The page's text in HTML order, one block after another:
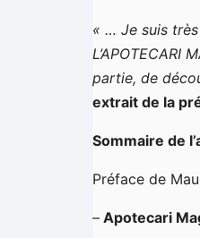
« … Je suis
L’APOTECARI
partie, de
extrait de la
Sommaire de
Préface de
– Apotecari